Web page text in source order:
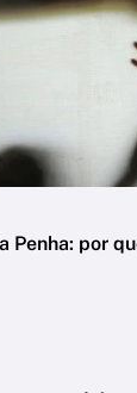
Penha: por